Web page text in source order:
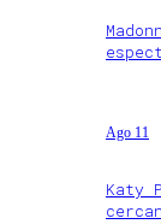
Ago 11
Katy